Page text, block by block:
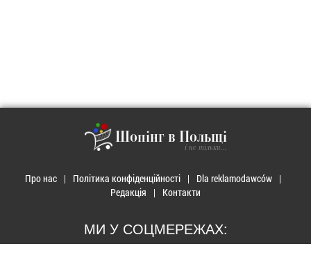
Шопінг в Польщі
і не тільки...
Про нас Політика конфіденційності
Dla reklamodawców
Редакція
Контакти
МИ У СОЦМЕРЕЖАХ: